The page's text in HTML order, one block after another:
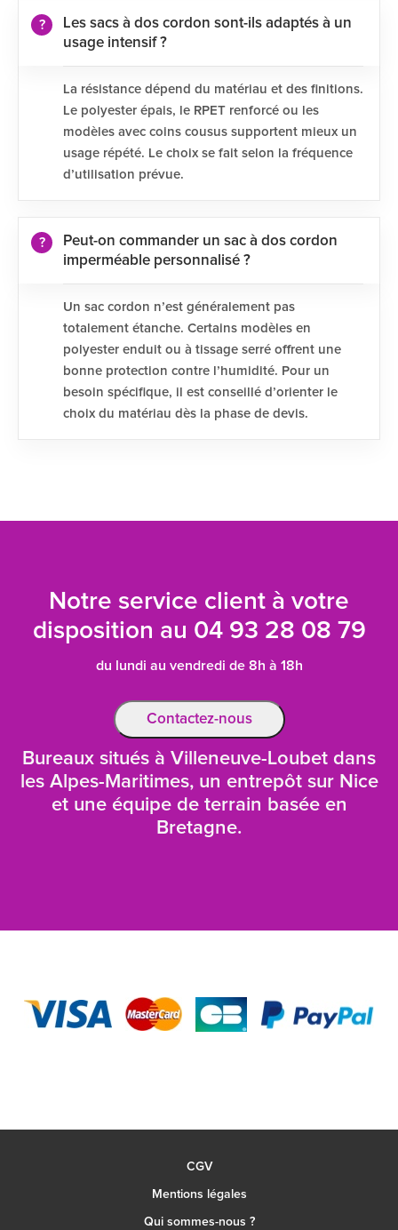
Les sacs à dos cordon sont-ils adaptés à un
usage intensif ?
La résistance dépend du matériau et des finitions.
Le polyester épais, le RPET renforcé ou les
modèles avec coins cousus supportent mieux un
usage répété. Le choix se fait selon la fréquence
d’utilisation prévue.
Peut-on commander un sac à dos cordon
imperméable personnalisé ?
Un sac cordon n’est généralement pas
totalement étanche. Certains modèles en
polyester enduit ou à tissage serré offrent une
bonne protection contre l’humidité. Pour un
besoin spécifique, il est conseillé d’orienter le
choix du matériau dès la phase de devis.
Notre service client à votre
disposition au 04 93 28 08 79
du lundi au vendredi de 8h à 18h
Contactez-nous
Bureaux situés à Villeneuve-Loubet dans
les Alpes-Maritimes, un entrepôt sur Nice
et une équipe de terrain basée en
Bretagne.
CGV
Mentions légales
Qui sommes-nous ?